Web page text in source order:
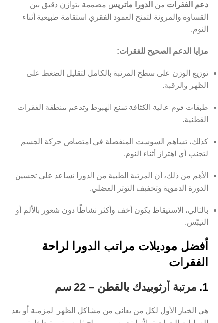
دعم الفقرات من الدورا ماتريس مصممة بتوازن دقيق بين
القساوة والمرونة لتمنح العمود الفقري استقامة طبيعية أثناء
النوم.
مزايا الدعم الصحيح للفقرات:
توزيع الوزن على سطح المرتبة بالكامل لتقليل الضغط على
الظهر والرقبة.
طبقات فوم عالية الكثافة تمنع الهبوط وتدعم منطقة الفقرات
القطنية.
كذلك، تساهم السوست المنفصلة في امتصاص حركة الجسم
لتجنب أي اهتزاز أثناء النوم.
الأهم من ذلك، أن المرتبة الطبية من الدورا تساعد على تحسين
الدورة الدموية وتخفيف التوتر العضلي.
بالتالي، الاستيقاظ يكون أخف وأكثر نشاطًا دون شعور بالألم أو
التيبّس.
أفضل موديلات مراتب الدورا لراحة
الفقرات
1. مرتبة أرثوبيدك بالقطن – 22 سم
هي الخيار الأول لكل من يعاني من مشاكل الظهر المزمنة أو بعد